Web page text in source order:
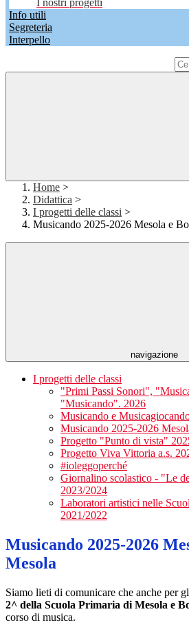
I nostri progetti
Info utili
Segreteria
Interpello
Home >
Didattica >
I progetti delle classi >
Musicando 2025-2026 Mesola e
navigazione
I progetti delle classi
"Primi Passi Sonori",
"Musicando". 2026
Musicando e
Musicando 2025-2026
Progetto "Punto di vista"
Progetto Viva Vittoria a.s.
#ioleggoperché
Giornalino scolastico - "Le
2023/2024
Laboratori artistici nelle
2021/2022
Musicando 2025-2026
Mesola
Siamo lieti di comunicare che anche per
2^ della Scuola Primaria di Mesola e
corso di musica.